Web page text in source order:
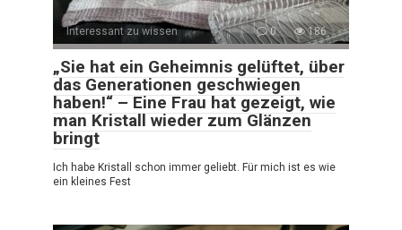
Interessant zu wissen 0 186
„Sie hat ein Geheimnis gelüftet, über
das Generationen geschwiegen
haben!“ – Eine Frau hat gezeigt, wie
man Kristall wieder zum Glänzen
bringt
Ich habe Kristall schon immer geliebt. Für mich ist es wie
ein kleines Fest